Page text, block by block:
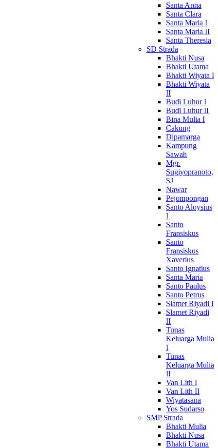
Santa Anna
Santa Clara
Santa Maria I
Santa Maria II
Santa Theresia
SD Strada
Bhakti Nusa
Bhakti Utama
Bhakti Wiyata I
Bhakti Wiyata
II
Budi Luhur I
Budi Luhur II
Bina Mulia I
Cakung
Dipamarga
Kampung
Sawah
Mgr.
Sugiyopranoto,
SJ
Nawar
Pejompongan
Santo Aloysius
I
Santo
Fransiskus
Santo
Fransiskus
Xaverius
Santo Ignatius
Santa Maria
Santo Paulus
Santo Petrus
Slamet Riyadi I
Slamet Riyadi
II
Tunas
Keluarga Mulia
I
Tunas
Keluarga Mulia
II
Van Lith I
Van Lith II
Wiyatasana
Yos Sudarso
SMP Strada
Bhakti Mulia
Bhakti Nusa
Bhakti Utama